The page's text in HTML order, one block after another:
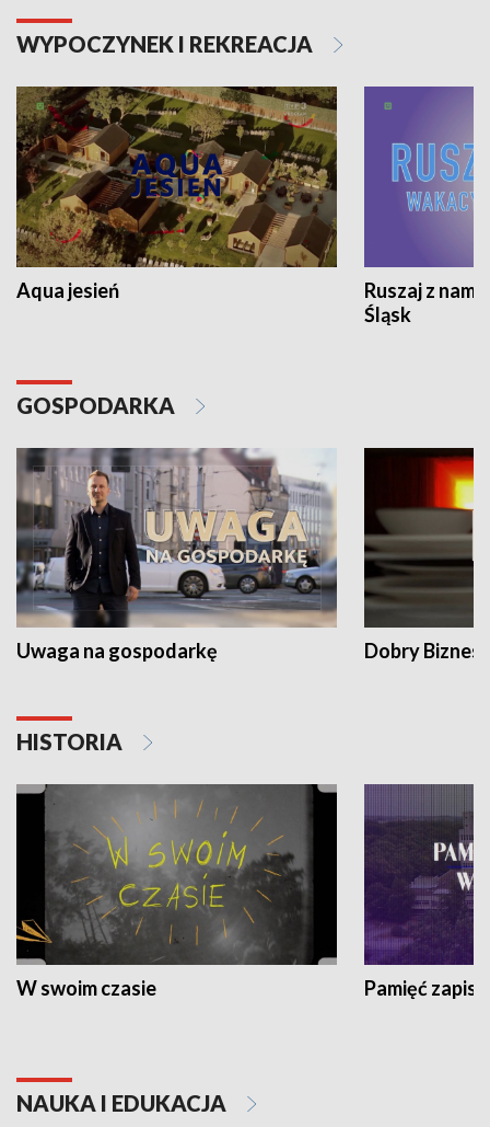
WYPOCZYNEK I REKREACJA
Aqua jesień
Ruszaj z
Śląsk
GOSPODARKA
Uwaga na gospodarkę Dobry Biznes
HISTORIA
W swoim czasie Pamięć
NAUKA I EDUKACJA